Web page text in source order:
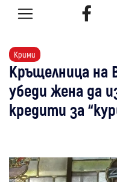
Крими
Кръщелница на
убеди жена да
кредити за